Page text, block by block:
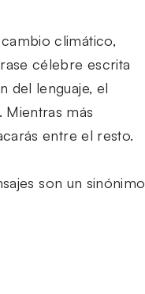
climático,
célebre escrita
del lenguaje, el
más
entre el resto.
son un sinónimo